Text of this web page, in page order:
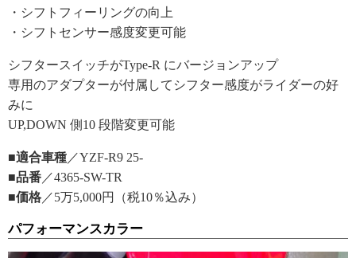
・シフトフィーリングの向上
・シフトセンサー感度変更可能
シフタースイッチがType-R にバージョンアップ
専用のアダプターが付属してシフター感度がライダーの好
みに
UP,DOWN 側10 段階変更可能
■適合車種 ／YZF-R9 25-
■品番 ／4365-SW-TR
■価格 ／5万5,000円（税10％込み）
パフォーマンスカラー